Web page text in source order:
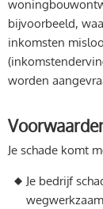
bijvoorbeeld,
inkomsten
worden
Je schade komt
Je bedrijf